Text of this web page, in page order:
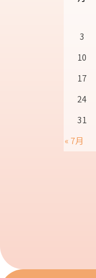
3
10
17
24
31
« 7月